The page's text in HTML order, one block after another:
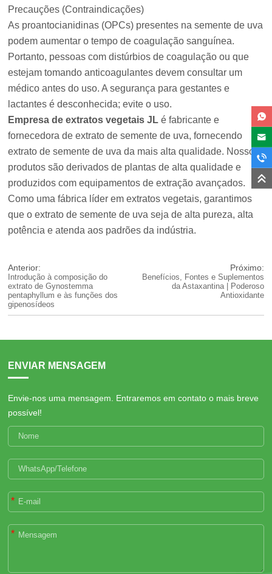
Precauções (Contraindicações)
As proantocianidinas (OPCs) presentes na semente de uva
podem aumentar o tempo de coagulação sanguínea.
Portanto, pessoas com distúrbios de coagulação ou que
estejam tomando anticoagulantes devem consultar um
médico antes do uso. A segurança para gestantes e
lactantes é desconhecida; evite o uso.
Empresa de extratos vegetais JL é fabricante e
fornecedora de extrato de semente de uva, fornecendo
extrato de semente de uva da mais alta qualidade. Nossos
produtos são derivados de plantas de alta qualidade e
produzidos com equipamentos de extração avançados.
Como uma fábrica líder em extratos vegetais, garantimos
que o extrato de semente de uva seja de alta pureza, alta
potência e atenda aos padrões da indústria.
Anterior:
Introdução à composição do
extrato de Gynostemma
pentaphyllum e às funções dos
gipenosídeos
Próximo:
Benefícios, Fontes e Suplementos
da Astaxantina | Poderoso
Antioxidante
ENVIAR MENSAGEM
Envie-nos uma mensagem. Entraremos em contato o mais breve
possível!
*
*